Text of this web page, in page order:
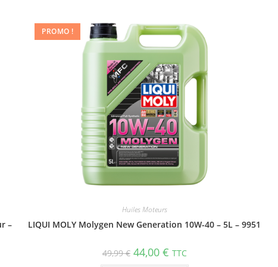
–
PROMO !
Huiles Moteurs
LIQUI MOLY Molygen New Gene­ra­tion 10W-40 – 5L – 9951
49,99€ 44,00 € TTC